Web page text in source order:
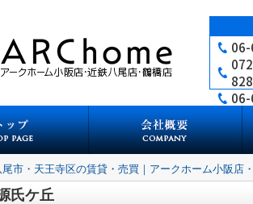
市・天王寺区の賃貸・売買｜アークホーム小阪店
氏ケ丘